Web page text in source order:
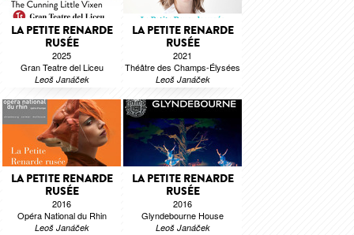
LA PETITE RENARDE
RUSÉE
2025
Gran Teatre del Liceu
Leoš Janáček
LA PETITE RENARDE
RUSÉE
2021
Théâtre des Champs-Élysées
Leoš Janáček
LA PETITE RENARDE
RUSÉE
2016
Opéra National du Rhin
Leoš Janáček
LA PETITE RENARDE
RUSÉE
2016
Glyndebourne House
Leoš Janáček